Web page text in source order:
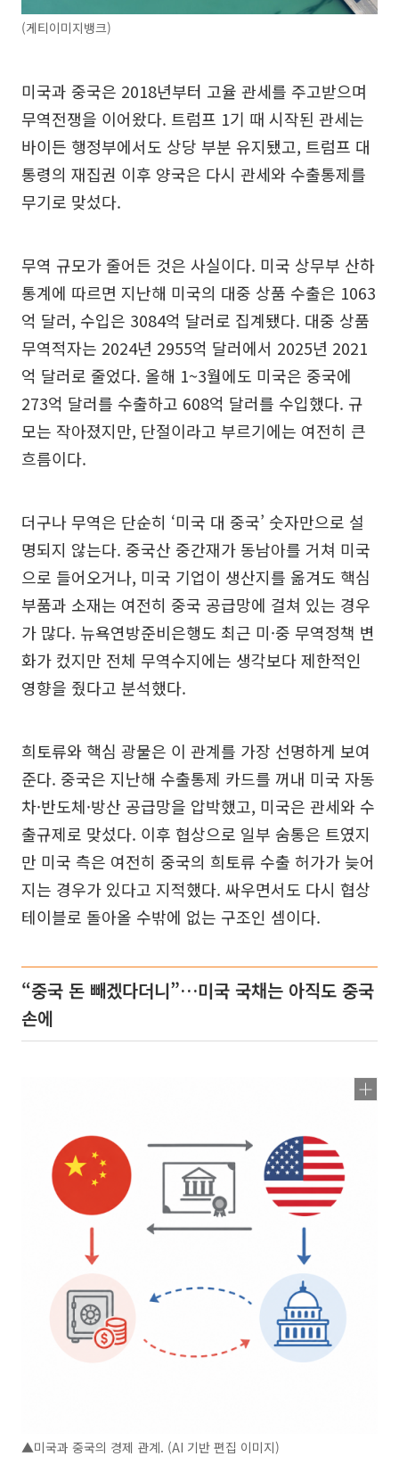
(게티이미지뱅크)
미국과 중국은 2018년부터 고율 관세를 주고받으며
무역전쟁을 이어왔다. 트럼프 1기 때 시작된 관세는
바이든 행정부에서도 상당 부분 유지됐고, 트럼프 대
통령의 재집권 이후 양국은 다시 관세와 수출통제를
무기로 맞섰다.
무역 규모가 줄어든 것은 사실이다. 미국 상무부 산하
통계에 따르면 지난해 미국의 대중 상품 수출은 1063
억 달러, 수입은 3084억 달러로 집계됐다. 대중 상품
무역적자는 2024년 2955억 달러에서 2025년 2021
억 달러로 줄었다. 올해 1~3월에도 미국은 중국에
273억 달러를 수출하고 608억 달러를 수입했다. 규
모는 작아졌지만, 단절이라고 부르기에는 여전히 큰
흐름이다.
더구나 무역은 단순히 ‘미국 대 중국’ 숫자만으로 설
명되지 않는다. 중국산 중간재가 동남아를 거쳐 미국
으로 들어오거나, 미국 기업이 생산지를 옮겨도 핵심
부품과 소재는 여전히 중국 공급망에 걸쳐 있는 경우
가 많다. 뉴욕연방준비은행도 최근 미·중 무역정책 변
화가 컸지만 전체 무역수지에는 생각보다 제한적인
영향을 줬다고 분석했다.
희토류와 핵심 광물은 이 관계를 가장 선명하게 보여
준다. 중국은 지난해 수출통제 카드를 꺼내 미국 자동
차·반도체·방산 공급망을 압박했고, 미국은 관세와 수
출규제로 맞섰다. 이후 협상으로 일부 숨통은 트였지
만 미국 측은 여전히 중국의 희토류 수출 허가가 늦어
지는 경우가 있다고 지적했다. 싸우면서도 다시 협상
테이블로 돌아올 수밖에 없는 구조인 셈이다.
“중국 돈 빼겠다더니”…미국 국채는 아직도 중국
손에
▲미국과 중국의 경제 관계. (AI 기반 편집 이미지)